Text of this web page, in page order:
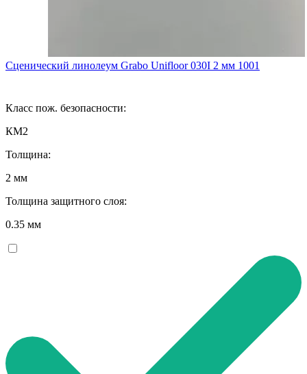
Сценический линолеум Grabo Unifloor 030I 2 мм 1001
Класс пож. безопасности:
КМ2
Толщина:
2 мм
Толщина защитного слоя:
0.35 мм